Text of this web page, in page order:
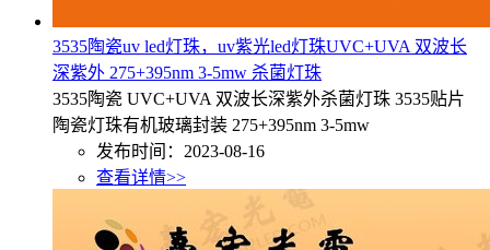
3535陶瓷uv led灯珠，uv紫光led灯珠UVC+UVA 双波长
深紫外 275+395nm 3-5mw 杀菌灯珠
3535陶瓷 UVC+UVA 双波长深紫外杀菌灯珠 3535贴片
陶瓷灯珠有机玻璃封装 275+395nm 3-5mw
发布时间：2023-08-16
查看详情>>